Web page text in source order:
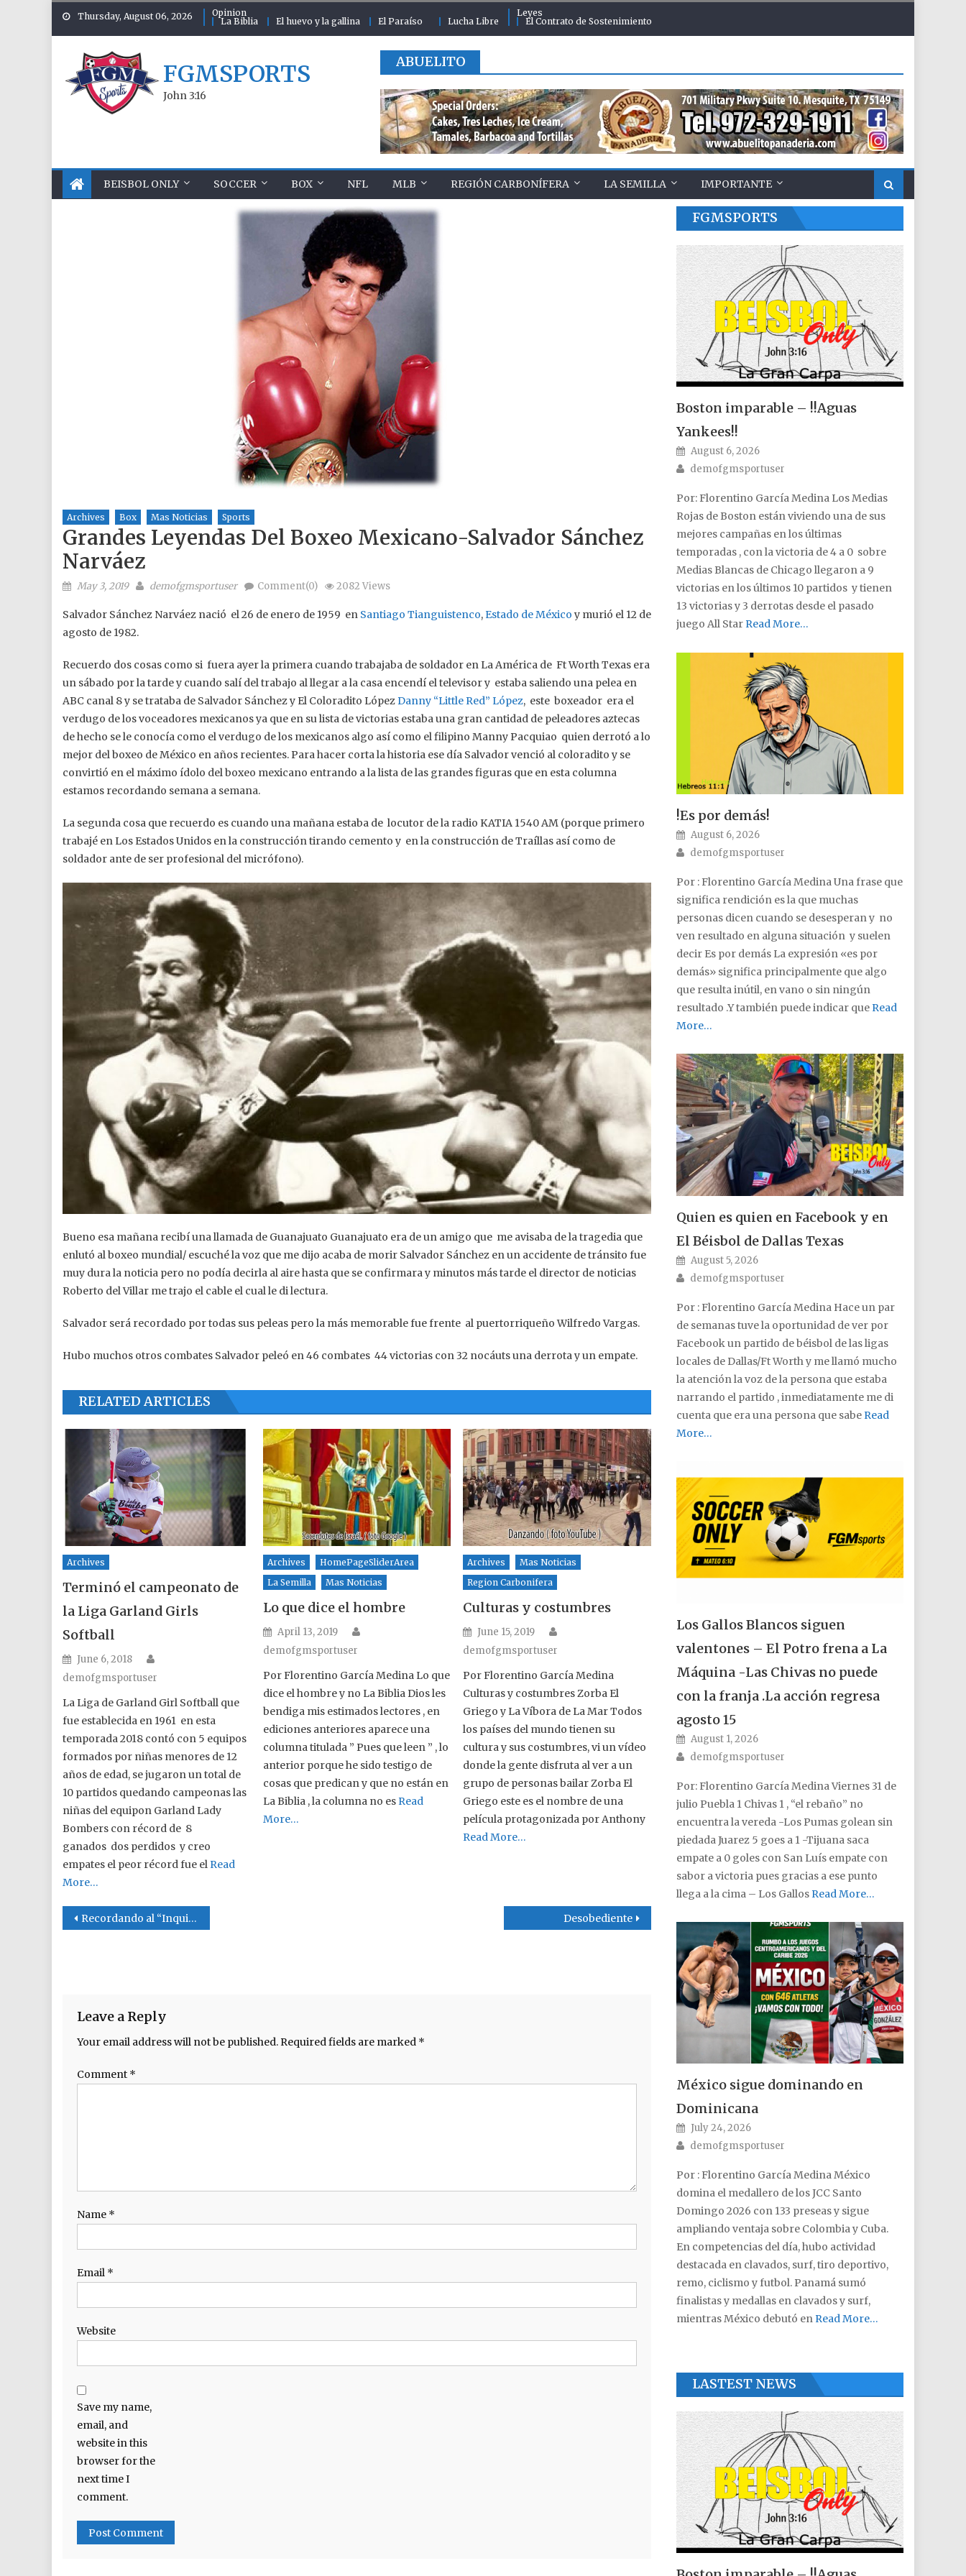
Thursday, August 06, 2026
Opinion
La Biblia
El huevo y la gallina El Paraíso Lucha Libre
Leyes
El Contrato de Sostenimiento
FGMSPORTS
John 3:16
ABUELITO
BEISBOL ONLY SOCCER BOX NFL MLB REGIÓN CARBONÍFERA LA SEMILLA IMPORTANTE
Archives Box Mas Noticias Sports
Grandes Leyendas Del Boxeo Mexicano-Salvador Sánchez
Narváez
Posted on
May 3, 2019 Author
demofgmsportuser Comment(0) 2082 Views
Salvador Sánchez Narváez nació el 26 de enero de 1959 en Santiago Tianguistenco, Estado de Méxicoy murió el 12 de
agosto de 1982.
Recuerdo dos cosas como si fuera ayer la primera cuando trabajaba de soldador en La América de Ft Worth Texas era
un sábado por la tarde y cuando salí del trabajo al llegar a la casa encendí el televisor y estaba saliendo una pelea en
ABC canal 8 y se trataba de Salvador Sánchez y El Coloradito LópezDanny “Little Red” López, este boxeador era el
verdugo de los voceadores mexicanos ya que en su lista de victorias estaba una gran cantidad de peleadores aztecas
de hecho se le conocía como el verdugo de los mexicanos algo así como el filipino Manny Pacquiao quien derrotó a lo
mejor del boxeo de México en años recientes. Para hacer corta la historia ese día Salvador venció al coloradito y se
convirtió en el máximo ídolo del boxeo mexicano entrando a la lista de las grandes figuras que en esta columna
estamos recordando semana a semana.
La segunda cosa que recuerdo es cuando una mañana estaba de locutor de la radio KATIA 1540 AM (porque primero
trabajé en Los Estados Unidos en la construcción tirando cemento y en la construcción de Traíllas así como de
soldador ante de ser profesional del micrófono).
Bueno esa mañana recibí una llamada de Guanajuato Guanajuato era de un amigo que me avisaba de la tragedia que
enlutó al boxeo mundial/ escuché la voz que me dijo acaba de morir Salvador Sánchez en un accidente de tránsito fue
muy dura la noticia pero no podía decirla al aire hasta que se confirmara y minutos más tarde el director de noticias
Roberto del Villar me trajo el cable el cual le di lectura.
Salvador será recordado por todas sus peleas pero la más memorable fue frente al puertorriqueño Wilfredo Vargas.
Hubo muchos otros combates Salvador peleó en 46 combates 44 victorias con 32 nocáuts una derrota y un empate.
RELATED ARTICLES
Archives
Terminó el campeonato de
la Liga Garland Girls
Softball
Posted on
June 6, 2018
demofgmsportuser
La Liga de Garland Girl Softball que
fue establecida en 1961 en esta
temporada 2018 contó con 5 equipos
formados por niñas menores de 12
años de edad, se jugaron un total de
10 partidos quedando campeonas las
niñas del equipon Garland Lady
Bombers con récord de 8
ganados dos perdidos y creo
empates el peor récord fue el Read
More…
Archives
HomePageSliderArea
La Semilla
Mas Noticias
Lo que dice el hombre
Posted on
April 13, 2019
demofgmsportuser
Por Florentino García Medina Lo que
dice el hombre y no La Biblia Dios les
bendiga mis estimados lectores , en
ediciones anteriores aparece una
columna titulada ” Pues que leen ” , lo
anterior porque he sido testigo de
cosas que predican y que no están en
La Biblia , la columna no esRead
More…
Archives
Mas Noticias
Region Carbonifera
Culturas y costumbres
Posted on
June 15, 2019
demofgmsportuser
Por Florentino García Medina
Culturas y costumbres Zorba El
Griego y La Víbora de La Mar Todos
los países del mundo tienen su
cultura y sus costumbres, vi un vídeo
donde la gente disfruta al ver a un
grupo de personas bailar Zorba El
Griego este es el nombre de una
película protagonizada por Anthony
Read More…
Post navigation
Recordando al “Inquieto” Jimenez Desobediente
Leave a Reply
Your email address will not be published. Required fields are marked *
Comment *
Name *
Email *
Website
Save my name,
email, and
website in this
browser for the
next time I
comment.
FGMSPORTS
Boston imparable – !!Aguas
Yankees!!
Posted on
August 6, 2026
Author
demofgmsportuser
Por: Florentino García Medina Los Medias
Rojas de Boston están viviendo una de sus
mejores campañas en los últimas
temporadas , con la victoria de 4 a 0 sobre
Medias Blancas de Chicago llegaron a 9
victorias en los últimos 10 partidos y tienen
13 victorias y 3 derrotas desde el pasado
juego All Star Read More…
!Es por demás!
Posted on
August 6, 2026
Author
demofgmsportuser
Por : Florentino García Medina Una frase que
significa rendición es la que muchas
personas dicen cuando se desesperan y no
ven resultado en alguna situación y suelen
decir Es por demás La expresión «es por
demás» significa principalmente que algo
que resulta inútil, en vano o sin ningún
resultado .Y también puede indicar que Read
More…
Quien es quien en Facebook y en
El Béisbol de Dallas Texas
Posted on
August 5, 2026
Author
demofgmsportuser
Por : Florentino García Medina Hace un par
de semanas tuve la oportunidad de ver por
Facebook un partido de béisbol de las ligas
locales de Dallas/Ft Worth y me llamó mucho
la atención la voz de la persona que estaba
narrando el partido , inmediatamente me di
cuenta que era una persona que sabe Read
More…
Los Gallos Blancos siguen
valentones – El Potro frena a La
Máquina -Las Chivas no puede
con la franja .La acción regresa
agosto 15
Posted on
August 1, 2026
Author
demofgmsportuser
Por: Florentino García Medina Viernes 31 de
julio Puebla 1 Chivas 1 , “el rebaño” no
encuentra la vereda -Los Pumas golean sin
piedada Juarez 5 goes a 1 -Tijuana saca
empate a 0 goles con San Luís empate con
sabor a victoria pues gracias a ese punto
llega a la cima – Los Gallos Read More…
México sigue dominando en
Dominicana
Posted on
July 24, 2026
Author
demofgmsportuser
Por : Florentino García Medina México
domina el medallero de los JCC Santo
Domingo 2026 con 133 preseas y sigue
ampliando ventaja sobre Colombia y Cuba.
En competencias del día, hubo actividad
destacada en clavados, surf, tiro deportivo,
remo, ciclismo y futbol. Panamá sumó
finalistas y medallas en clavados y surf,
mientras México debutó en Read More…
LASTEST NEWS